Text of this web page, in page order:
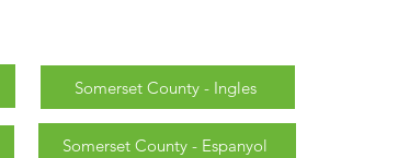
Somerset County - Ingles
Somerset County - Espanyol